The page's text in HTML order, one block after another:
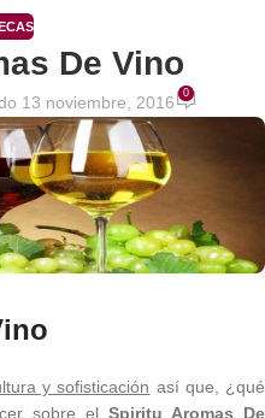
De Vino
13 noviembre, 2016 0
y sofisticación así que, ¿qué
sobre el Spiritu Aromas De